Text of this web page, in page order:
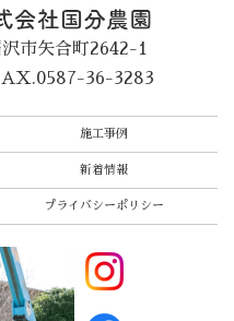
市矢合町2642-1
36-3283
施工事例
新着情報
プライバシーポリシー